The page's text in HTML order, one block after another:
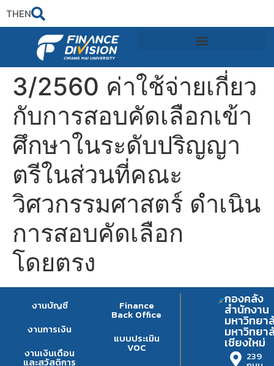
THEN
3/2560 ค่าใช้จ่ายเกี่ยว
กับการสอบคัดเลือกเข้า
ศึกษาในระดับปริญญา
ตรีในส่วนที่คณะ
วิศวกรรมศาสตร์ ดำเนิน
การสอบคัดเลือก
โดยตรง
งานบัญชี
งานการเงิน
งานเงินเดือน
และสวัสดิการ
Finance
Back Office
แบบประเมิน
VOC
กองคลัง
สำนักงาน
มหาวิทยา
มหาวิทยา
เชียงใหม่
239